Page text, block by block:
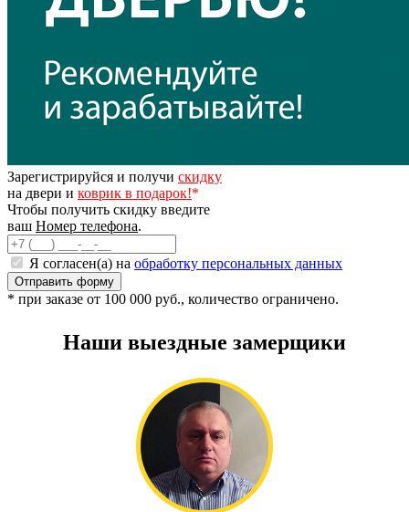
Зарегистрируйся и получи скидку
на двери и коврик в подарок!*
Чтобы получить скидку введите
ваш Номер телефона.
Я согласен(а) на обработку персональных данных
* при заказе от 100 000 руб., количество ограничено.
Наши выездные замерщики